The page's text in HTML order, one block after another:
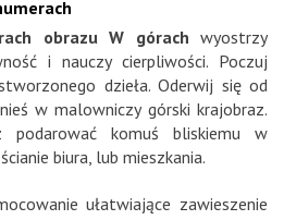
obrazu W górach wyostrzy
i nauczy cierpliwości. Poczuj
dzieła. Oderwij się od
w malowniczy górski krajobraz.
podarować komuś bliskiemu w
biura, lub mieszkania.
ułatwiające zawieszenie